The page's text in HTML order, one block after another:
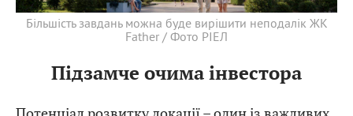
Більшість завдань можна буде вирішити неподалік ЖК
Father / Фото РІЕЛ
Підзамче очима інвестора